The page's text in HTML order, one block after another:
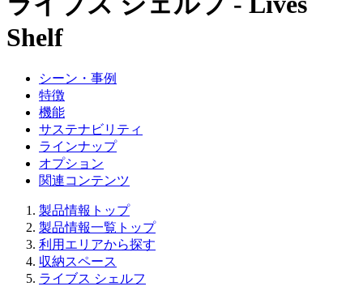
Shelf
シーン・事例
特徴
機能
サステナビリティ
ラインナップ
オプション
関連コンテンツ
製品情報トップ
製品情報一覧トップ
利用エリアから探す
収納スペース
ライブス シェルフ